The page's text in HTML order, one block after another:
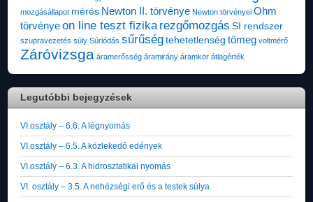
mozgásállapot mérés Newton II. törvénye Newton törvényei Ohm
törvényeon line teszt fizika rezgőmozgás SI rendszer
szupravezetés súly Súrlódás sűrűség tehetetlenség tömeg voltmérő
Záróvizsga áramerősség áramirány áramkör átlagérték
Legutóbbi bejegyzések
VI.osztály – 6.6. A légnyomás
VI.osztály – 6.5. A közlekedő edények
VI.osztály – 6.3. A hidrosztatikai nyomás
VI. osztály – 3.5. A nehézségi erő és a testek súlya